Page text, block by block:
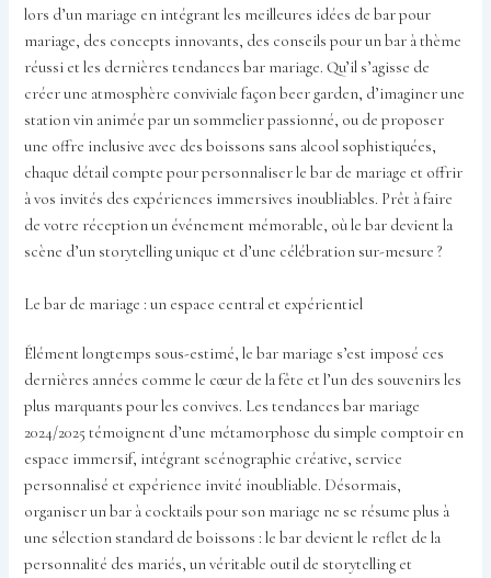
lors d’un mariage en intégrant les meilleures idées de bar pour
mariage, des concepts innovants, des conseils pour un bar à thème
réussi et les dernières tendances bar mariage. Qu’il s’agisse de
créer une atmosphère conviviale façon beer garden, d’imaginer une
station vin animée par un sommelier passionné, ou de proposer
une offre inclusive avec des boissons sans alcool sophistiquées,
chaque détail compte pour personnaliser le bar de mariage et offrir
à vos invités des expériences immersives inoubliables. Prêt à faire
de votre réception un événement mémorable, où le bar devient la
scène d’un storytelling unique et d’une célébration sur-mesure ?
Le bar de mariage : un espace central et expérientiel
Élément longtemps sous-estimé, le bar mariage s’est imposé ces
dernières années comme le cœur de la fête et l’un des souvenirs les
plus marquants pour les convives. Les tendances bar mariage
2024/2025 témoignent d’une métamorphose du simple comptoir en
espace immersif, intégrant scénographie créative, service
personnalisé et expérience invité inoubliable. Désormais,
organiser un bar à cocktails pour son mariage ne se résume plus à
une sélection standard de boissons : le bar devient le reflet de la
personnalité des mariés, un véritable outil de storytelling et